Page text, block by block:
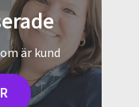
är kund